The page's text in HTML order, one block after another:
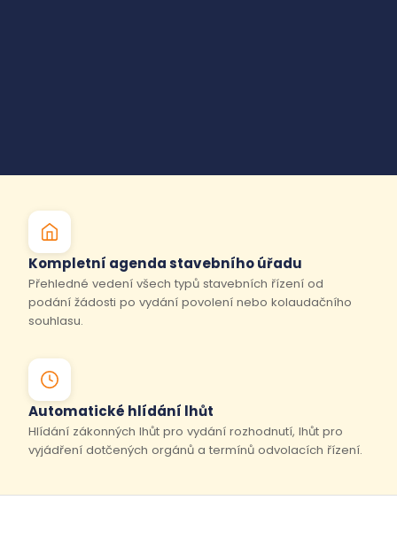
Kompletní agenda stavebního úřadu
Přehledné vedení všech typů stavebních řízení od
podání žádosti po vydání povolení nebo kolaudačního
souhlasu.
Automatické hlídání lhůt
Hlídání zákonných lhůt pro vydání rozhodnutí, lhůt pro
vyjádření dotčených orgánů a termínů odvolacích řízení.